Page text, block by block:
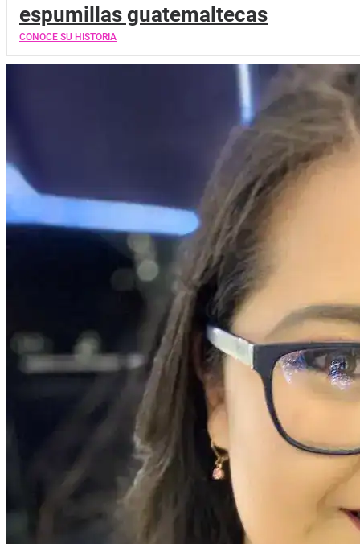
espumillas guatemaltecas
CONOCE SU HISTORIA